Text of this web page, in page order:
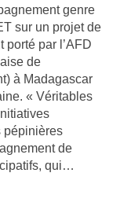
genre
sur un projet de
porté par l’AFD
de
à Madagascar
« Véritables
pépinières
de
qui…